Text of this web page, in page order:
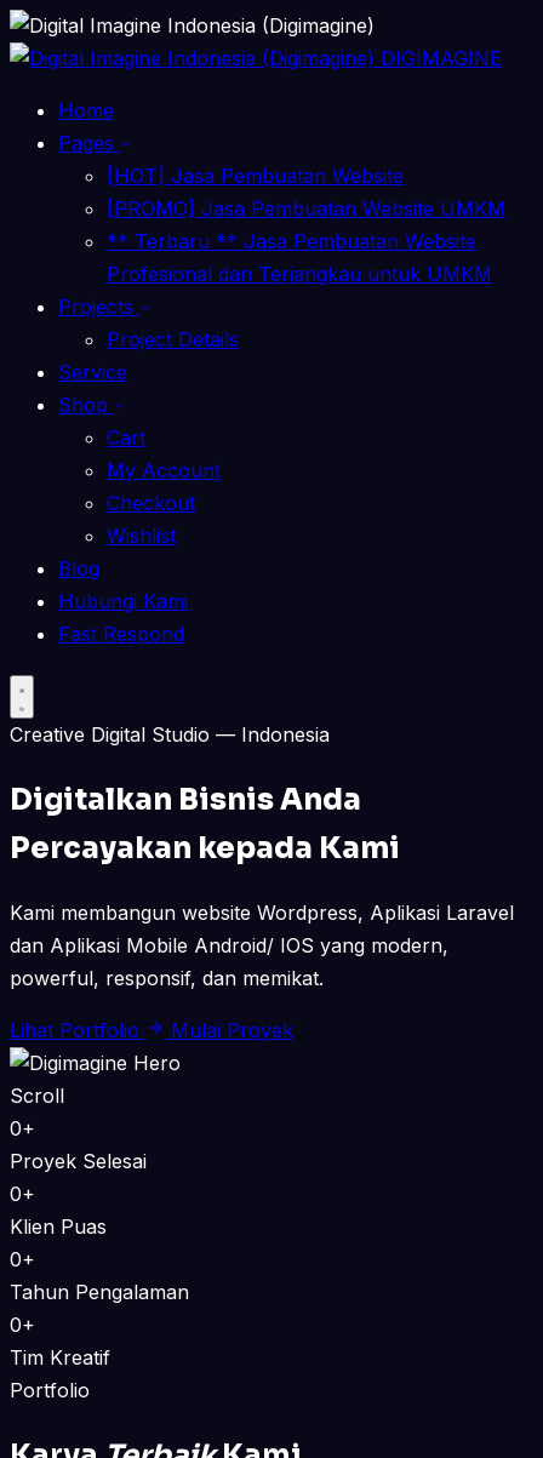
DIGIMAGINE
Home
Pages
[HOT] Jasa Pembuatan Website
[PROMO] Jasa Pembuatan Website UMKM
** Terbaru ** Jasa Pembuatan Website
Profesional dan Terjangkau untuk UMKM
Projects
Project Details
Service
Shop
Cart
My Account
Checkout
Wishlist
Blog
Hubungi Kami
Fast Respond
Creative Digital Studio — Indonesia
Digitalkan Bisnis Anda
Percayakan kepada Kami
Kami membangun website Wordpress, Aplikasi Laravel
dan Aplikasi Mobile Android/ IOS yang modern,
powerful, responsif, dan memikat.
Lihat Portfolio Mulai Proyek
Scroll
0+
Proyek Selesai
0+
Klien Puas
0+
Tahun Pengalaman
0+
Tim Kreatif
Portfolio